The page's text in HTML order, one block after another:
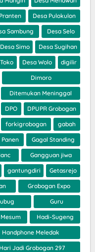
Desa Pulokulon
Sambung Desa Selo
Desa Simo Desa Sugihan
Desa Wolo digilir
Dimoro
Ditemukan Meninggal
DPO DPUPR Grobogan
forkigrobogan gabah
Gagal Standing
Gangguan jiwa
gantungdiri Getasrejo
Grobogan Expo
Guru
Hadi-Sugeng
Handphone Meledak
Hari Jadi Grobogan 297